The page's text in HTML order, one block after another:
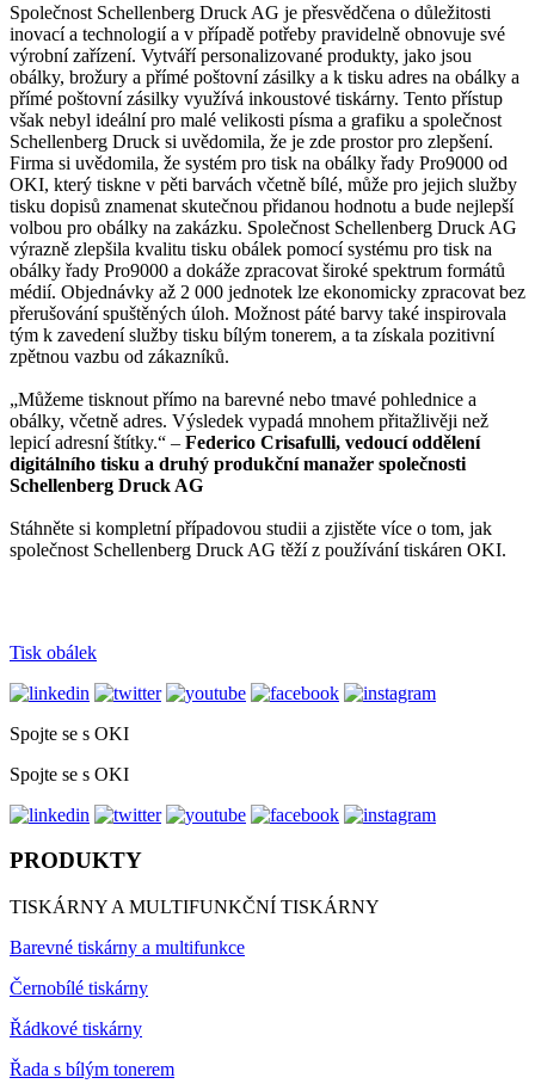
Společnost Schellenberg Druck AG je přesvědčena o důležitosti
inovací a technologií a v případě potřeby pravidelně obnovuje své
výrobní zařízení. Vytváří personalizované produkty, jako jsou
obálky, brožury a přímé poštovní zásilky a k tisku adres na obálky a
přímé poštovní zásilky využívá inkoustové tiskárny. Tento přístup
však nebyl ideální pro malé velikosti písma a grafiku a společnost
Schellenberg Druck si uvědomila, že je zde prostor pro zlepšení.
Firma si uvědomila, že systém pro tisk na obálky řady Pro9000 od
OKI, který tiskne v pěti barvách včetně bílé, může pro jejich služby
tisku dopisů znamenat skutečnou přidanou hodnotu a bude nejlepší
volbou pro obálky na zakázku. Společnost Schellenberg Druck AG
výrazně zlepšila kvalitu tisku obálek pomocí systému pro tisk na
obálky řady Pro9000 a dokáže zpracovat široké spektrum formátů
médií. Objednávky až 2 000 jednotek lze ekonomicky zpracovat bez
přerušování spuštěných úloh. Možnost páté barvy také inspirovala
tým k zavedení služby tisku bílým tonerem, a ta získala pozitivní
zpětnou vazbu od zákazníků.
„Můžeme tisknout přímo na barevné nebo tmavé pohlednice a
obálky, včetně adres. Výsledek vypadá mnohem přitažlivěji než
lepicí adresní štítky.“ – Federico Crisafulli, vedoucí oddělení
digitálního tisku a druhý produkční manažer společnosti
Schellenberg Druck AG
Stáhněte si kompletní případovou studii a zjistěte více o tom, jak
společnost Schellenberg Druck AG těží z používání tiskáren OKI.
Tisk obálek
Spojte se s OKI
Spojte se s OKI
PRODUKTY
TISKÁRNY A MULTIFUNKČNÍ TISKÁRNY
Barevné tiskárny a multifunkce
Černobílé tiskárny
Řádkové tiskárny
Řada s bílým tonerem